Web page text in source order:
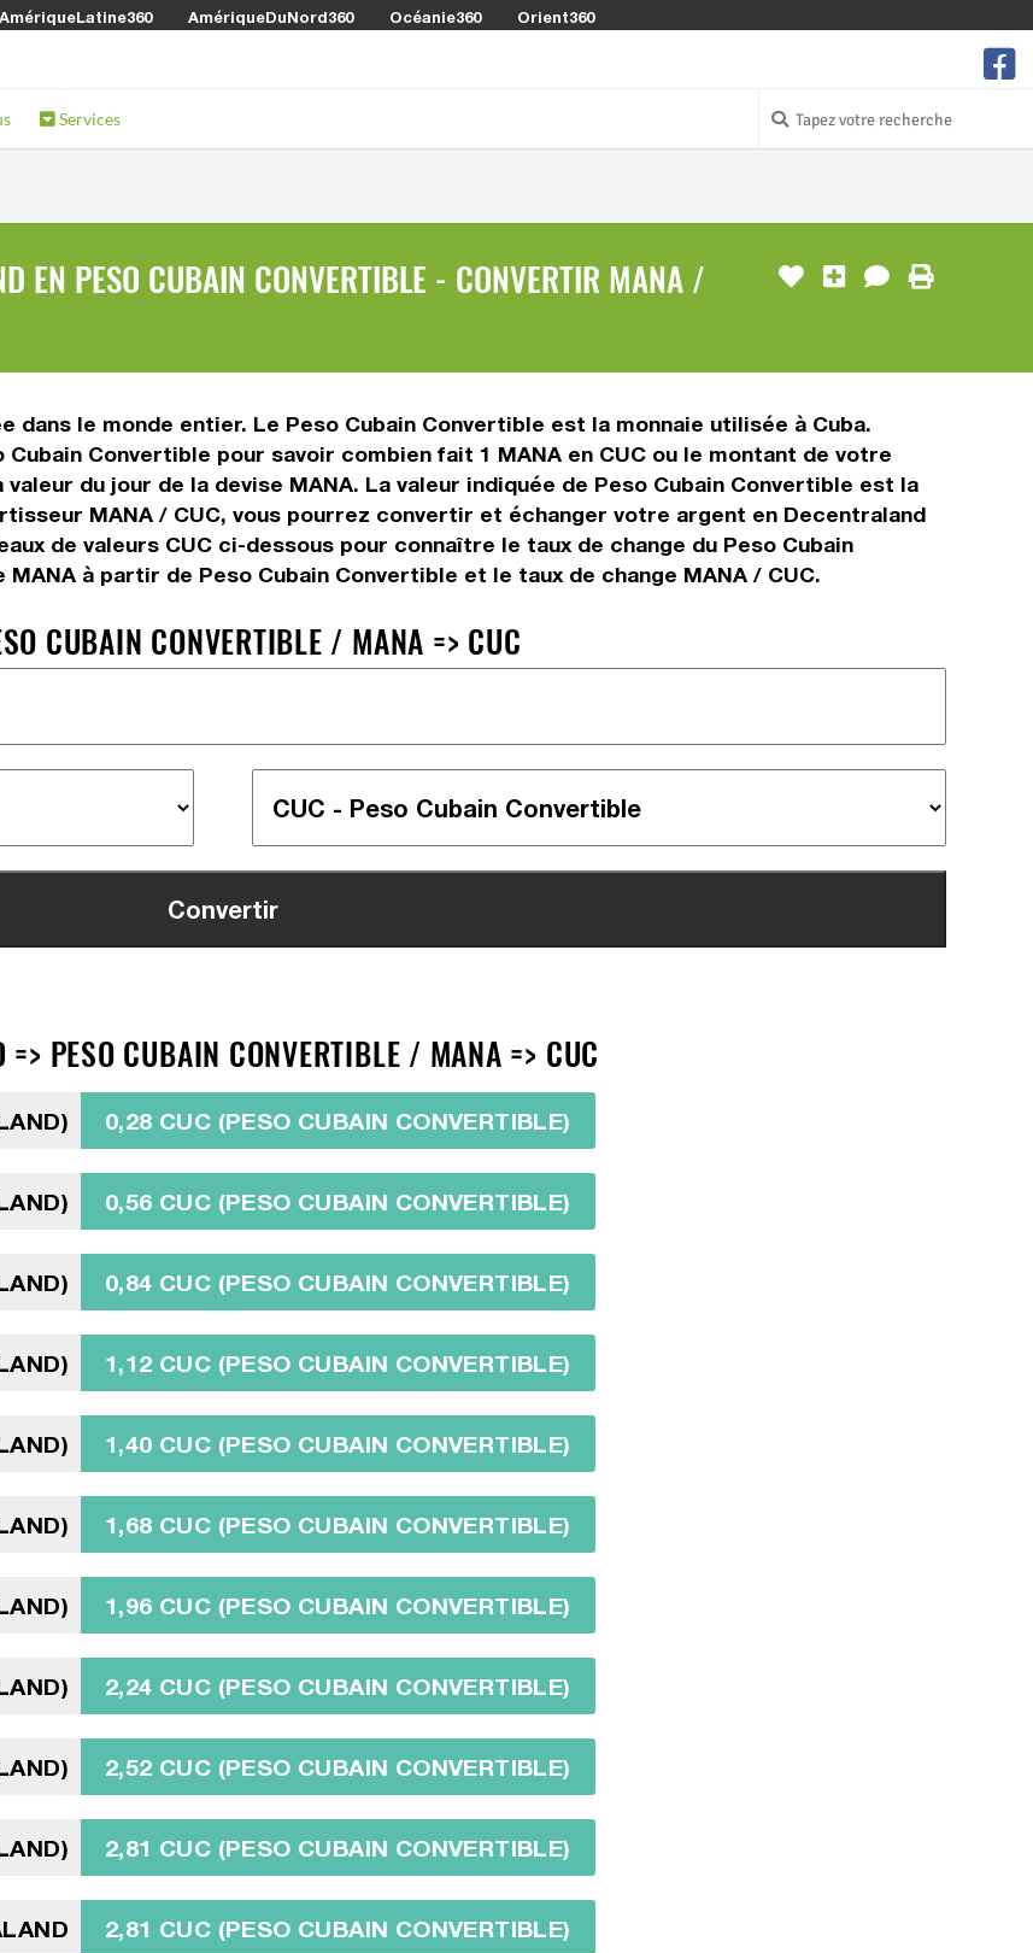
AmériqueLatine360 AmériqueDuNord360 Océanie360 Orient360
Services
EN PESO CUBAIN CONVERTIBLE - CONVERTIR MANA /
le monde entier. Le Peso Cubain Convertible est la monnaie utilisée à Cuba.
Convertible pour savoir combien fait 1 MANA en CUC ou le montant de votre
du jour de la devise MANA. La valeur indiquée de Peso Cubain Convertible est la
MANA / CUC, vous pourrez convertir et échanger votre argent en Decentraland
de valeurs CUC ci-dessous pour connaître le taux de change du Peso Cubain
à partir de Peso Cubain Convertible et le taux de change MANA / CUC.
CUBAIN CONVERTIBLE / MANA => CUC
PESO CUBAIN CONVERTIBLE / MANA => CUC
0,28 CUC (PESO CUBAIN CONVERTIBLE)
0,56 CUC (PESO CUBAIN CONVERTIBLE)
0,84 CUC (PESO CUBAIN CONVERTIBLE)
1,12 CUC (PESO CUBAIN CONVERTIBLE)
1,40 CUC (PESO CUBAIN CONVERTIBLE)
1,68 CUC (PESO CUBAIN CONVERTIBLE)
1,96 CUC (PESO CUBAIN CONVERTIBLE)
2,24 CUC (PESO CUBAIN CONVERTIBLE)
2,52 CUC (PESO CUBAIN CONVERTIBLE)
2,81 CUC (PESO CUBAIN CONVERTIBLE)
2,81 CUC (PESO CUBAIN CONVERTIBLE)